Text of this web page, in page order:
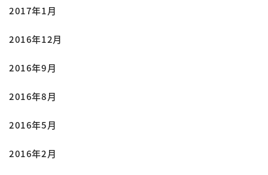
2017年1月
2016年12月
2016年9月
2016年8月
2016年5月
2016年2月